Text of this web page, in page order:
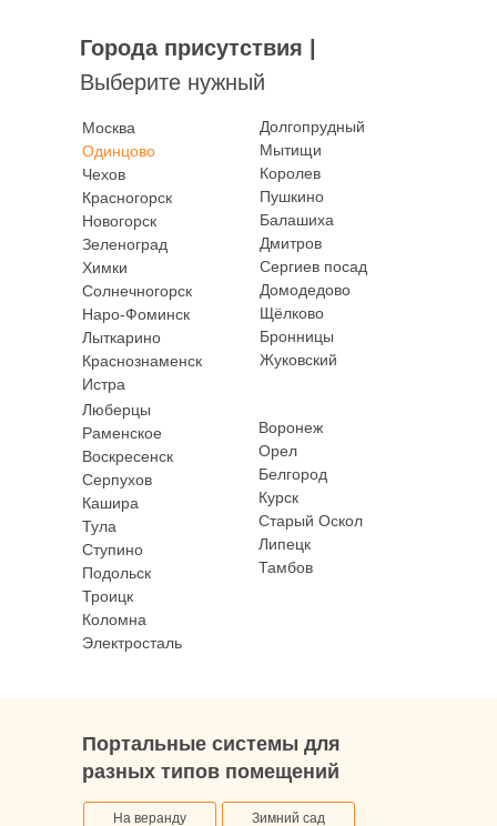
Города присутствия |
Выберите нужный
Москва
Одинцово
Чехов
Красногорск
Новогорск
Зеленоград
Химки
Солнечногорск
Наро-Фоминск
Лыткарино
Краснознаменск
Истра
Долгопрудный
Мытищи
Королев
Пушкино
Балашиха
Дмитров
Сергиев посад
Домодедово
Щёлково
Бронницы
Жуковский
Люберцы
Раменское
Воскресенск
Серпухов
Кашира
Тула
Ступино
Подольск
Троицк
Коломна
Электросталь
Воронеж
Орел
Белгород
Курск
Старый Оскол
Липецк
Тамбов
Портальные системы для
разных типов помещений
На веранду Зимний сад
Москва, Нижняя Красносельская 35, стр.3
Шоурум
Приходите к нам в гости
Пожалуйста, перед визитом предупредите
нас о посещении
Режим работы: Пн-Пт с 9:00 до 18:00,
+7(495) 291-70-63
Отдел продаж